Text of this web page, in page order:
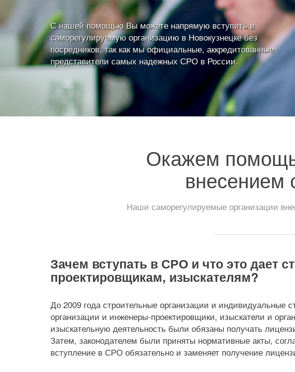
С нашей помощью Вы можете напрямую вступить в
саморегулируемую организацию в Новокузнецке без
посредников, так как мы официальные, аккредитованные
представители самых надежных СРО в России.
Окажем
внесением
Наши саморегулируемые организации
Зачем вступать в СРО и что это дает
проектировщикам, изыскателям?
До 2009 года строительные организации и индивидуальные
организации и инженеры-проектировщики, изыскатели и
изыскательную деятельность были обязаны получать
Затем, законодателем были приняты нормативные акты,
вступление в СРО обязательно и заменяет получение